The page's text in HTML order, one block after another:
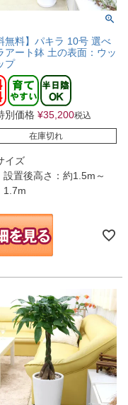
無料】パキラ 10号 選べ
アート鉢 土の表面：ウッ
プ
別価格 ¥35,200税込
在庫切れ
イズ
設置後高さ：約1.5m～
1.7m